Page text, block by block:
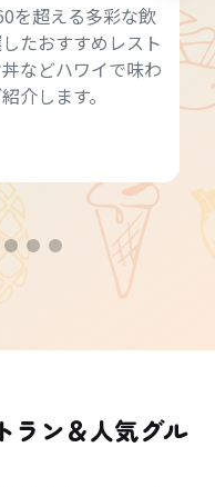
を超える多彩な飲
たおすすめレスト
などハワイで味わ
介します。
ラン＆人気グル